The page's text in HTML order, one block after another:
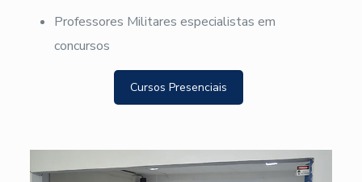
Professores Militares especialistas em
concursos
Cursos Presenciais